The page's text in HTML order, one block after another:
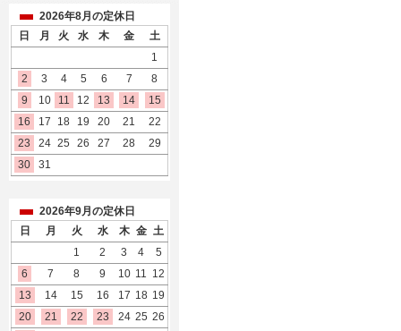
2026年8月の定休日
日
月 火 水 木 金
土
1
2
3 4 5 6 7
8
9
10 11 12 13 14
15
16
17 18 19 20 21
22
23
24 25 26 27 28
29
30
31
2026年9月の定休日
日
月 火 水 木 金 土
1
2 3 4
5
6
7 8 9 10 11 12
13
14 15 16 17 18 19
20
21 22 23 24 25 26